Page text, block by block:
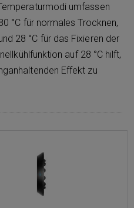
umfassen
°C für normales Trocknen,
28 °C für das Fixieren der
auf 28 °C hilft,
Effekt zu